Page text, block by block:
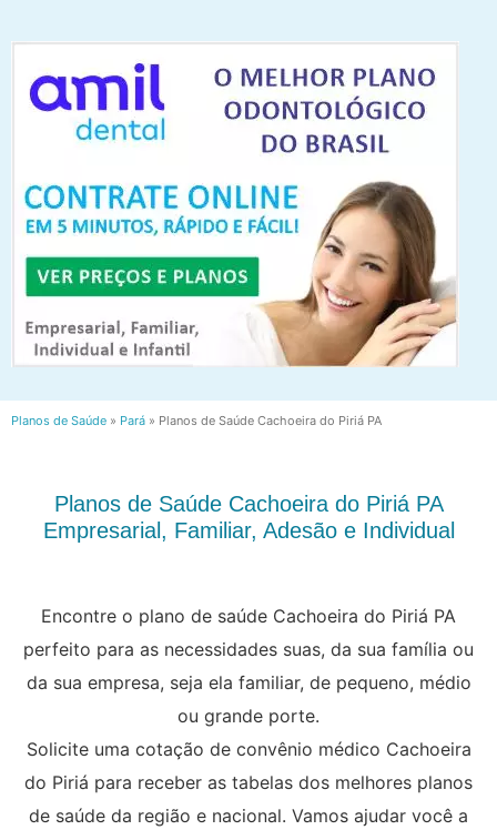
Planos de Saúde » Pará » Planos de Saúde Cachoeira do Piriá PA
Planos de Saúde Cachoeira do Piriá PA
Empresarial, Familiar, Adesão e Individual
Encontre o plano de saúde Cachoeira do Piriá PA
perfeito para as necessidades suas, da sua família ou
da sua empresa, seja ela familiar, de pequeno, médio
ou grande porte.
Solicite uma cotação de convênio médico Cachoeira
do Piriá para receber as tabelas dos melhores planos
de saúde da região e nacional. Vamos ajudar você a